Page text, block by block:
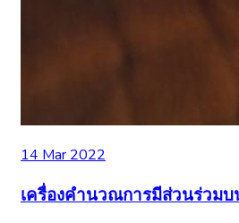
14 Mar 2022
เครื่องคำนวณการมีส่วนร่วม